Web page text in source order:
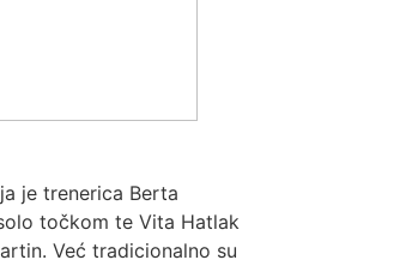
je trenerica Berta
točkom te Vita Hatlak
Već tradicionalno su